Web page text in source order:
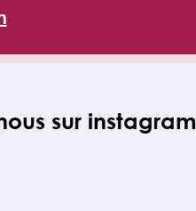
sur instagram